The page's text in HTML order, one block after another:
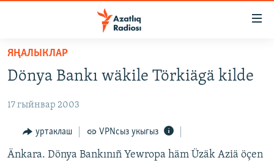
төп
төп
эзләү
БАШКОРТСТАН
ТАТАРСТАН
КЫРЫМ
ТАТАР-БАШКОРТ ДӨНЬЯСЫ
ЯҢАЛЫКЛАР
Dönya Bankı wäkile Törkiägä kilde
17 гыйнвар 2003
уртаклаш VPNсыз укыгыз
Änkara. Dönya Bankınıñ Yewropa häm Üzäk Aziä öçen